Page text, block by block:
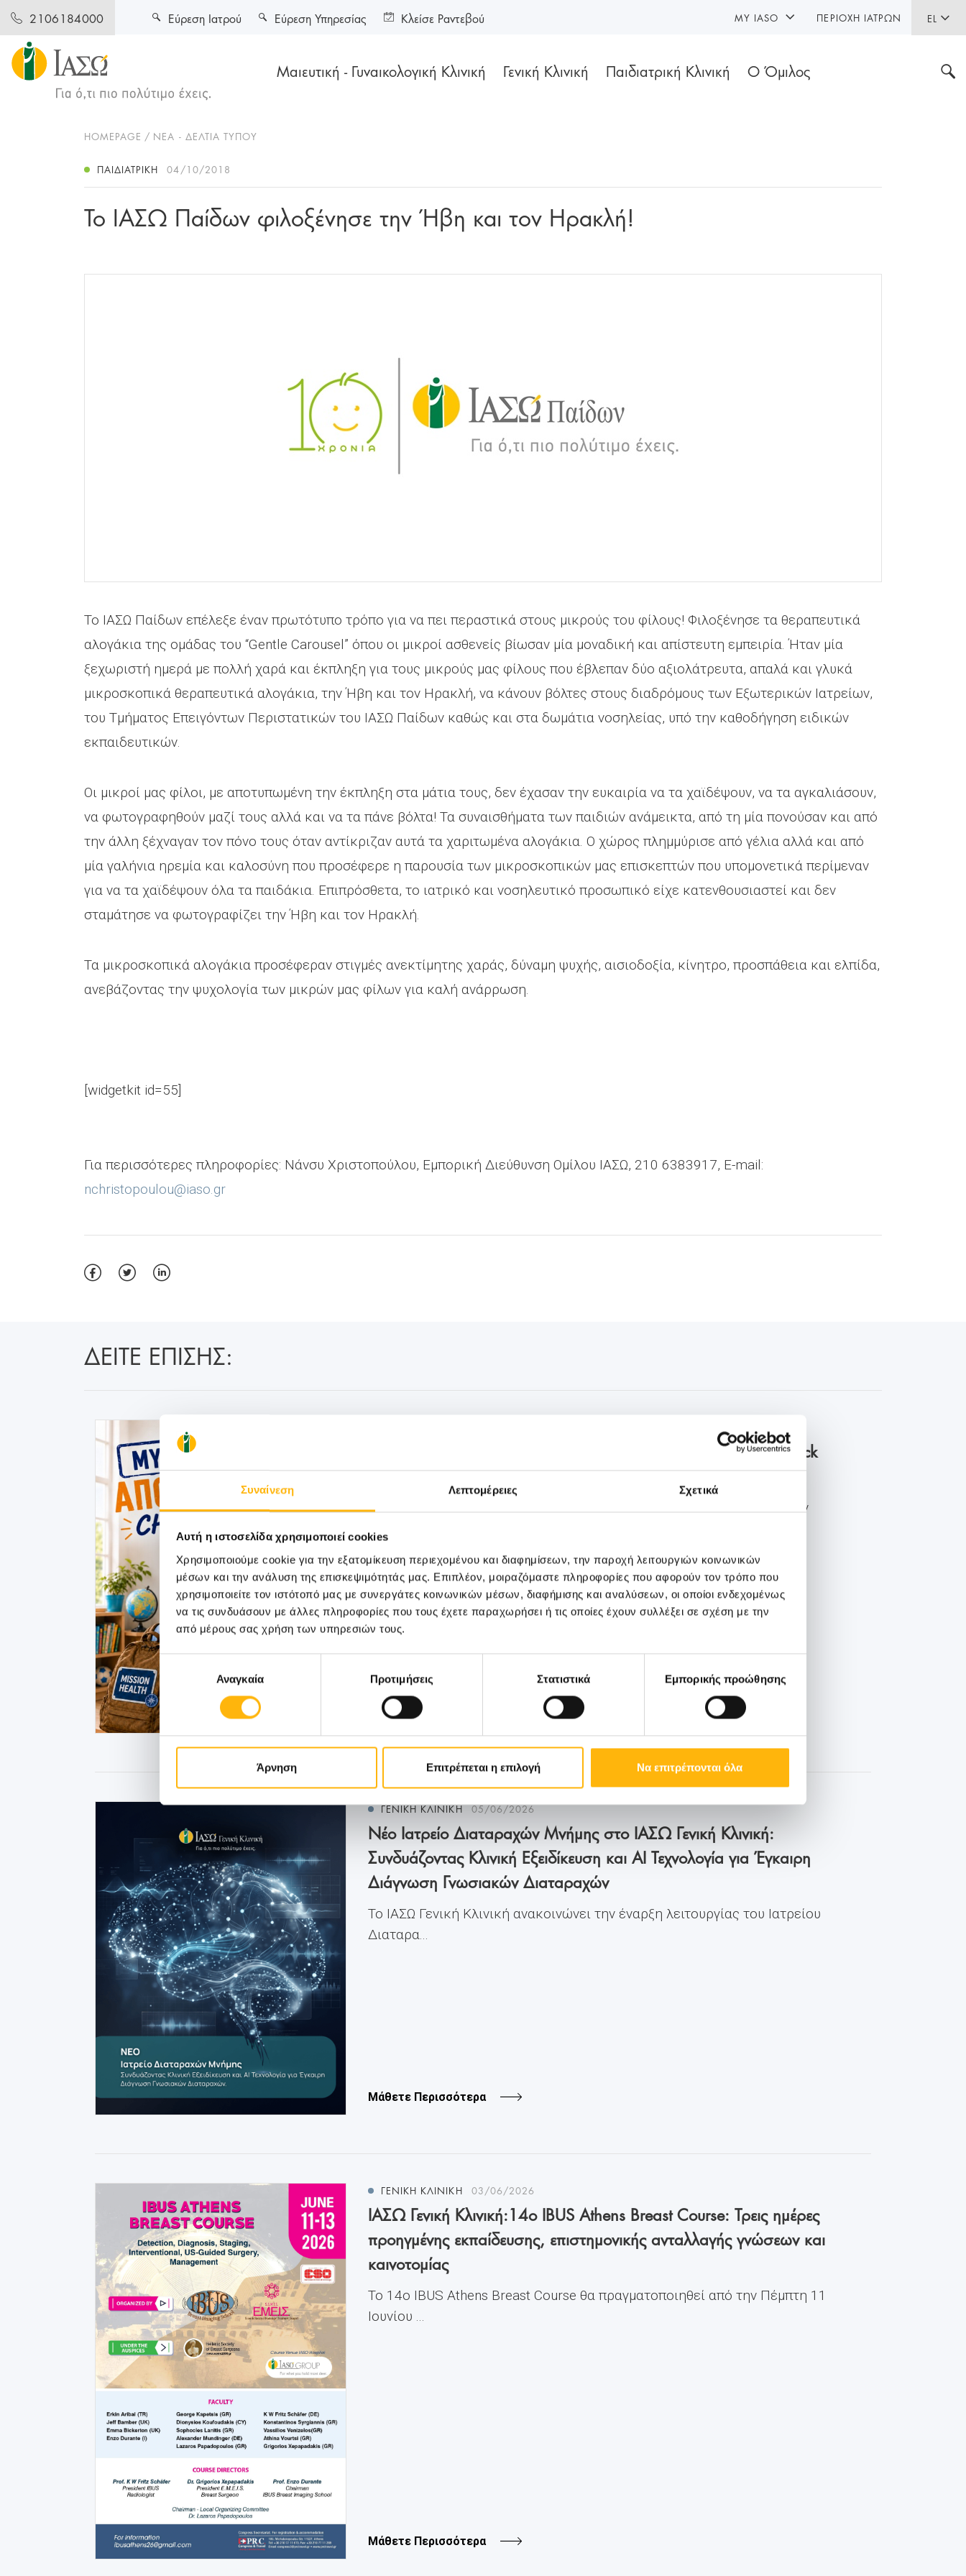
Συναίνεση Λεπτομέρειες Σχετικά
Αυτή η ιστοσελίδα χρησιμοποιεί cookies
Χρησιμοποιούμε cookie για την εξατομίκευση περιεχομένου και διαφημίσεων, την παροχή λειτουργιών κοινωνικών
μέσων και την ανάλυση της επισκεψιμότητάς μας. Επιπλέον, μοιραζόμαστε πληροφορίες που αφορούν τον τρόπο που
χρησιμοποιείτε τον ιστότοπό μας με συνεργάτες κοινωνικών μέσων, διαφήμισης και αναλύσεων, οι οποίοι ενδεχομένως
να τις συνδυάσουν με άλλες πληροφορίες που τους έχετε παραχωρήσει ή τις οποίες έχουν συλλέξει σε σχέση με την
από μέρους σας χρήση των υπηρεσιών τους.
συγκατάθεσηςΑναγκαία Προτιμήσεις Στατιστικά Εμπορικής προώθησης
Άρνηση Επιτρέπεται η επιλογή Να επιτρέπονται όλα
2106184000 EL
Μαιευτική - Γυναικολογική Κλινική Γενική Κλινική Παιδιατρική Κλινική Ο Όμιλος
Εύρεση Ιατρού Εύρεση Υπηρεσίας Κλείσε Ραντεβού MY IASO ΠΕΡΙΟΧΉ ΙΑΤΡΏΝ
HOMEPAGE ΝΕΑ - ΔΕΛΤΙΑ ΤΥΠΟΥ
ΠΑΙΔΙΑΤΡΙΚΉ 04/10/2018
To ΙΑΣΩ Παίδων φιλοξένησε την Ήβη και τον Ηρακλή!
Το ΙΑΣΩ Παίδων επέλεξε έναν πρωτότυπο τρόπο για να πει περαστικά στους μικρούς του φίλους! Φιλοξένησε τα θεραπευτικά
αλογάκια της ομάδας του “Gentle Carousel” όπου οι μικροί ασθενείς βίωσαν μία μοναδική και απίστευτη εμπειρία. Ήταν μία
ξεχωριστή ημερά με πολλή χαρά και έκπληξη για τους μικρούς μας φίλους που έβλεπαν δύο αξιολάτρευτα, απαλά και γλυκά
μικροσκοπικά θεραπευτικά αλογάκια, την Ήβη και τον Ηρακλή, να κάνουν βόλτες στους διαδρόμους των Εξωτερικών Ιατρείων,
του Τμήματος Επειγόντων Περιστατικών του ΙΑΣΩ Παίδων καθώς και στα δωμάτια νοσηλείας, υπό την καθοδήγηση ειδικών
εκπαιδευτικών.
Οι μικροί μας φίλοι, με αποτυπωμένη την έκπληξη στα μάτια τους, δεν έχασαν την ευκαιρία να τα χαϊδέψουν, να τα αγκαλιάσουν,
να φωτογραφηθούν μαζί τους αλλά και να τα πάνε βόλτα! Τα συναισθήματα των παιδιών ανάμεικτα, από τη μία πονούσαν και από
την άλλη ξέχναγαν τον πόνο τους όταν αντίκριζαν αυτά τα χαριτωμένα αλογάκια. Ο χώρος πλημμύρισε από γέλια αλλά και από
μία γαλήνια ηρεμία και καλοσύνη που προσέφερε η παρουσία των μικροσκοπικών μας επισκεπτών που υπομονετικά περίμεναν
για να τα χαϊδέψουν όλα τα παιδάκια. Επιπρόσθετα, το ιατρικό και νοσηλευτικό προσωπικό είχε κατενθουσιαστεί και δεν
σταμάτησε να φωτογραφίζει την Ήβη και τον Ηρακλή.
Τα μικροσκοπικά αλογάκια προσέφεραν στιγμές ανεκτίμητης χαράς, δύναμη ψυχής, αισιοδοξία, κίνητρο, προσπάθεια και ελπίδα,
ανεβάζοντας την ψυχολογία των μικρών μας φίλων για καλή ανάρρωση.
[widgetkit id=55]
Για περισσότερες πληροφορίες: Νάνσυ Χριστοπούλου, Εμπορική Διεύθυνση Ομίλου ΙΑΣΩ, 210 6383917, E-mail:
nchristopoulou@iaso.gr
ΔΕΙΤΕ ΕΠΙΣΗΣ:
ΙΑΣΩ: Στο επίκεντρο η πρόληψη με ολοκληρωμένα πακέτα check
up για παιδιά
Τη σημασία της πρόληψης και του τακτικού προληπτικού ελέγχου στην
παιδική ηλικία αναδεικνύει η Παιδιατρική Κλινική ...
Μάθετε Περισσότερα
ΓΕΝΙΚΗ ΚΛΙΝΙΚΗ 05/06/2026
Νέο Ιατρείο Διαταραχών Μνήμης στο ΙΑΣΩ Γενική Κλινική:
Συνδυάζοντας Κλινική Εξειδίκευση και AI Τεχνολογία για Έγκαιρη
Διάγνωση Γνωσιακών Διαταραχών
Το ΙΑΣΩ Γενική Κλινική ανακοινώνει την έναρξη λειτουργίας του Ιατρείου
Διαταρα...
Μάθετε Περισσότερα
ΓΕΝΙΚΗ ΚΛΙΝΙΚΗ 03/06/2026
ΙΑΣΩ Γενική Κλινική:14ο IBUS Athens Breast Course: Τρεις ημέρες
προηγμένης εκπαίδευσης, επιστημονικής ανταλλαγής γνώσεων και
καινοτομίας
Το 14ο IBUS Athens Breast Course θα πραγματοποιηθεί από την Πέμπτη 11
Ιουνίου ...
Μάθετε Περισσότερα